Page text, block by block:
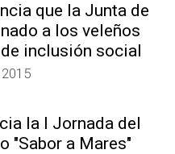
que la Junta de
a los veleños
inclusión social
la I Jornada del
"Sabor a Mares"